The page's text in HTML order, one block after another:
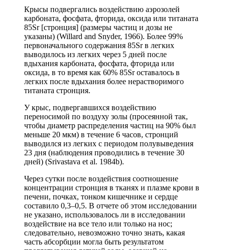
Крысы подвергались воздействию аэрозолей
карбоната, фосфата, фторида, оксида или титаната
85Sr [стронция] (размеры частиц и дозы не
указаны) (Willard and Snyder, 1966). Более 99%
первоначального содержания 85Sr в легких
выводилось из легких через 5 дней после
вдыхания карбоната, фосфата, фторида или
оксида, в то время как 60% 85Sr оставалось в
легких после вдыхания более нерастворимого
титаната стронция.
У крыс, подвергавшихся воздействию
переносимой по воздуху золы (просеянной так,
чтобы диаметр распределения частиц на 90% был
меньше 20 мкм) в течение 6 часов, стронций
выводился из легких с периодом полувыведения
23 дня (наблюдения проводились в течение 30
дней) (Srivastava et al. 1984b).
Через сутки после воздействия соотношение
концентрации стронция в тканях и плазме крови в
печени, почках, тонком кишечнике и сердце
составило 0,3–0,5. В отчете об этом исследовании
не указано, использовалось ли в исследовании
воздействие на все тело или только на нос;
следовательно, невозможно точно знать, какая
часть абсорбции могла быть результатом